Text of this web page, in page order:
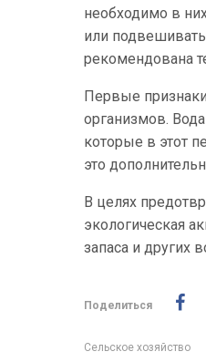
необходимо в
или
рекомендована
Первые
организмов.
которые в этот
это
В целях
экологическая
запаса и других
Поделиться
Сельское хозяйство